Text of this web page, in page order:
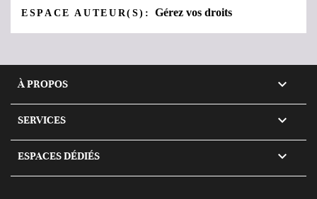
ESPACE AUTEUR(S):Gérez vos droits
À PROPOS 
SERVICES 
ESPACES DÉDIÉS 